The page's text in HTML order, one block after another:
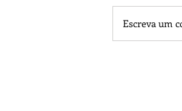
Escreva um